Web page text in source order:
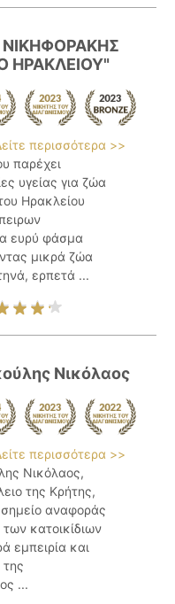
ΝΙΚΗΦΟΡΑΚΗΣ
ΗΡΑΚΛΕΙΟΥ"
περισσότερα >>
παρέχει
υγείας για ζώα
Ηρακλείου
ευρύ φάσμα
μικρά ζώα
ερπετά ...
Νικόλαος
περισσότερα >>
Νικόλαος,
της Κρήτης,
σημείο αναφοράς
των κατοικίδιων
εμπειρία και
...